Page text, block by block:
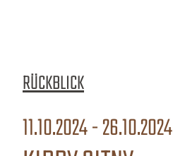
RÜCKBLICK
11.10.2024 - 26.10.2024